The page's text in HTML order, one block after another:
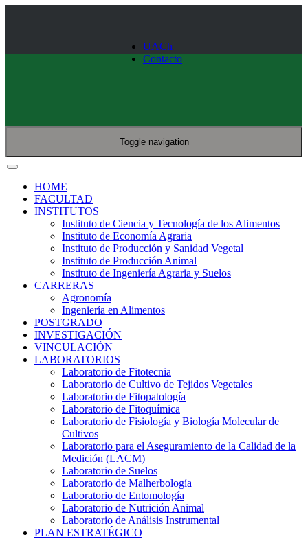
UACh
Contacto
Toggle navigation
HOME
FACULTAD
INSTITUTOS
Instituto de Ciencia y Tecnología de los Alimentos
Instituto de Economía Agraria
Instituto de Producción y Sanidad Vegetal
Instituto de Producción Animal
Instituto de Ingeniería Agraria y Suelos
CARRERAS
Agronomía
Ingeniería en Alimentos
POSTGRADO
INVESTIGACIÓN
VINCULACIÓN
LABORATORIOS
Laboratorio de Fitotecnia
Laboratorio de Cultivo de Tejidos Vegetales
Laboratorio de Fitopatología
Laboratorio de Fitoquímica
Laboratorio de Fisiología y Biología Molecular de
Cultivos
Laboratorio para el Aseguramiento de la Calidad de la
Medición (LACM)
Laboratorio de Suelos
Laboratorio de Malherbología
Laboratorio de Entomología
Laboratorio de Nutrición Animal
Laboratorio de Análisis Instrumental
PLAN ESTRATÉGICO